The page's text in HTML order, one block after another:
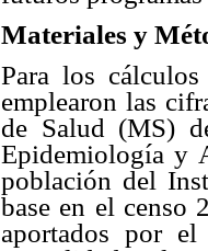
Materiales y
Para los
emplearon las
de Salud (MS)
Epidemiología y
población del
base en el censo
aportados por